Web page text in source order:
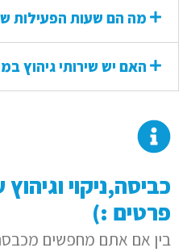
מה הם שעות הפעילות
האם יש שירותי גיהוץ
כביסה,ניקוי
פרטים :)
בין אם אתם מחפשים